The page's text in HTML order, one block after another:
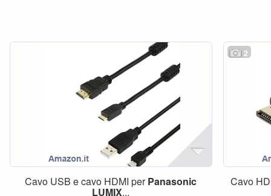
Cavo USB e cavo HDMI perPanasonic
LUMIX...
2
Cavo